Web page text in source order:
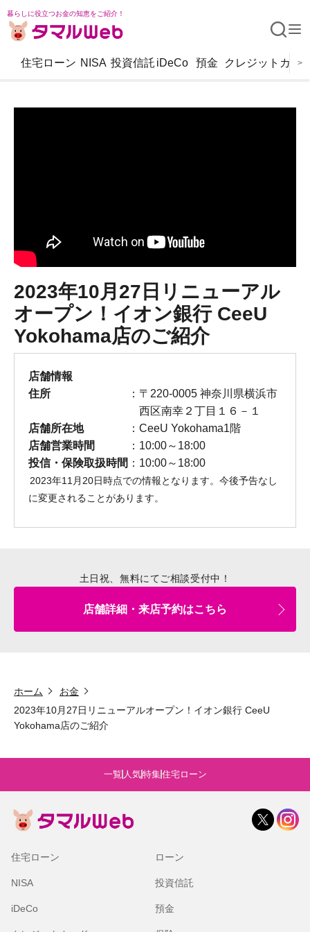
暮らしに役立つお金の知恵をご紹介！
住宅ローン NISA 投資信託 iDeCo 預金 クレジットカー
>
一覧 人気特集住宅ローン
2023年10月27日リニューアル
オープン！イオン銀行 CeeU
Yokohama店のご紹介
店舗情報
住所
〒220-0005 神奈川県横浜市
西区南幸２丁目１６－１
店舗所在地
CeeU Yokohama1階
店舗営業時間
10:00～18:00
投信・保険取扱時間
10:00～18:00
2023年11月20日時点での情報となります。今後予告なし
に変更されることがあります。
土日祝、無料にてご相談受付中！
店舗詳細・来店予約はこちら
ホーム
お金
2023年10月27日リニューアルオープン！イオン銀行 CeeU
Yokohama店のご紹介
住宅ローン ローン
NISA 投資信託
iDeCo 預金